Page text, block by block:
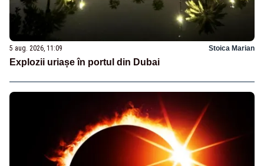
5 aug. 2026, 11:09 Stoica Marian
Explozii uriașe în portul din Dubai